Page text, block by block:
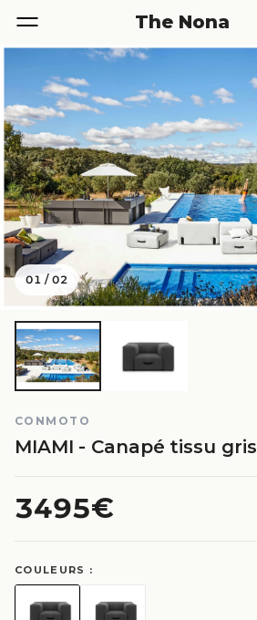
The Nona
01 /02
CONMOTO
MIAMI - Canapé tissu gris
3495€
COULEURS :